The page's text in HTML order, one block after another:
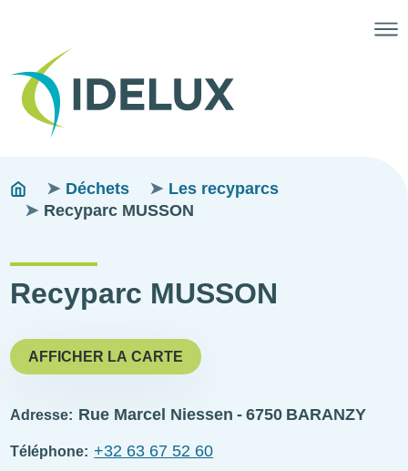
Fils
d'ariane
You
are
Déchets
Les recyparcs
Recyparc MUSSON
Recyparc MUSSON
AFFICHER LA CARTE
Adresse Rue Marcel Niessen 6750 BARANZY
Téléphone +32 63 67 52 60